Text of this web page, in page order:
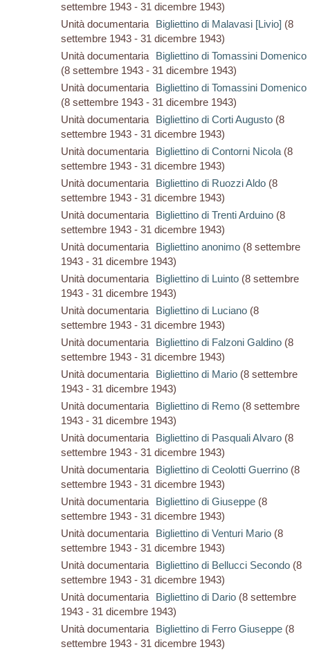
settembre 1943 - 31 dicembre 1943)
Unità documentaria
Bigliettino di Malavasi [Livio] (8
settembre 1943 - 31 dicembre 1943)
Unità documentaria
Bigliettino di Tomassini Domenico
(8 settembre 1943 - 31 dicembre 1943)
Unità documentaria
Bigliettino di Tomassini Domenico
(8 settembre 1943 - 31 dicembre 1943)
Unità documentaria
Bigliettino di Corti Augusto(8
settembre 1943 - 31 dicembre 1943)
Unità documentaria
Bigliettino di Contorni Nicola(8
settembre 1943 - 31 dicembre 1943)
Unità documentaria
Bigliettino di Ruozzi Aldo(8
settembre 1943 - 31 dicembre 1943)
Unità documentaria
Bigliettino di Trenti Arduino (8
settembre 1943 - 31 dicembre 1943)
Unità documentaria
Bigliettino anonimo (8 settembre
1943 - 31 dicembre 1943)
Unità documentaria
Bigliettino di Luinto (8 settembre
1943 - 31 dicembre 1943)
Unità documentaria
Bigliettino di Luciano(8
settembre 1943 - 31 dicembre 1943)
Unità documentaria
Bigliettino di Falzoni Galdino(8
settembre 1943 - 31 dicembre 1943)
Unità documentaria
Bigliettino di Mario(8 settembre
1943 - 31 dicembre 1943)
Unità documentaria
Bigliettino di Remo(8 settembre
1943 - 31 dicembre 1943)
Unità documentaria
Bigliettino di Pasquali Alvaro(8
settembre 1943 - 31 dicembre 1943)
Unità documentaria
Bigliettino di Ceolotti Guerrino(8
settembre 1943 - 31 dicembre 1943)
Unità documentaria
Bigliettino di Giuseppe(8
settembre 1943 - 31 dicembre 1943)
Unità documentaria
Bigliettino di Venturi Mario(8
settembre 1943 - 31 dicembre 1943)
Unità documentaria
Bigliettino di Bellucci Secondo(8
settembre 1943 - 31 dicembre 1943)
Unità documentaria
Bigliettino di Dario(8 settembre
1943 - 31 dicembre 1943)
Unità documentaria
Bigliettino di Ferro Giuseppe(8
settembre 1943 - 31 dicembre 1943)